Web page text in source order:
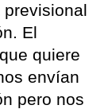
El
quiere
envían
pero nos